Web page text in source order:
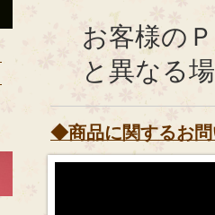
お客様の
と異なる
◆商品に関するお